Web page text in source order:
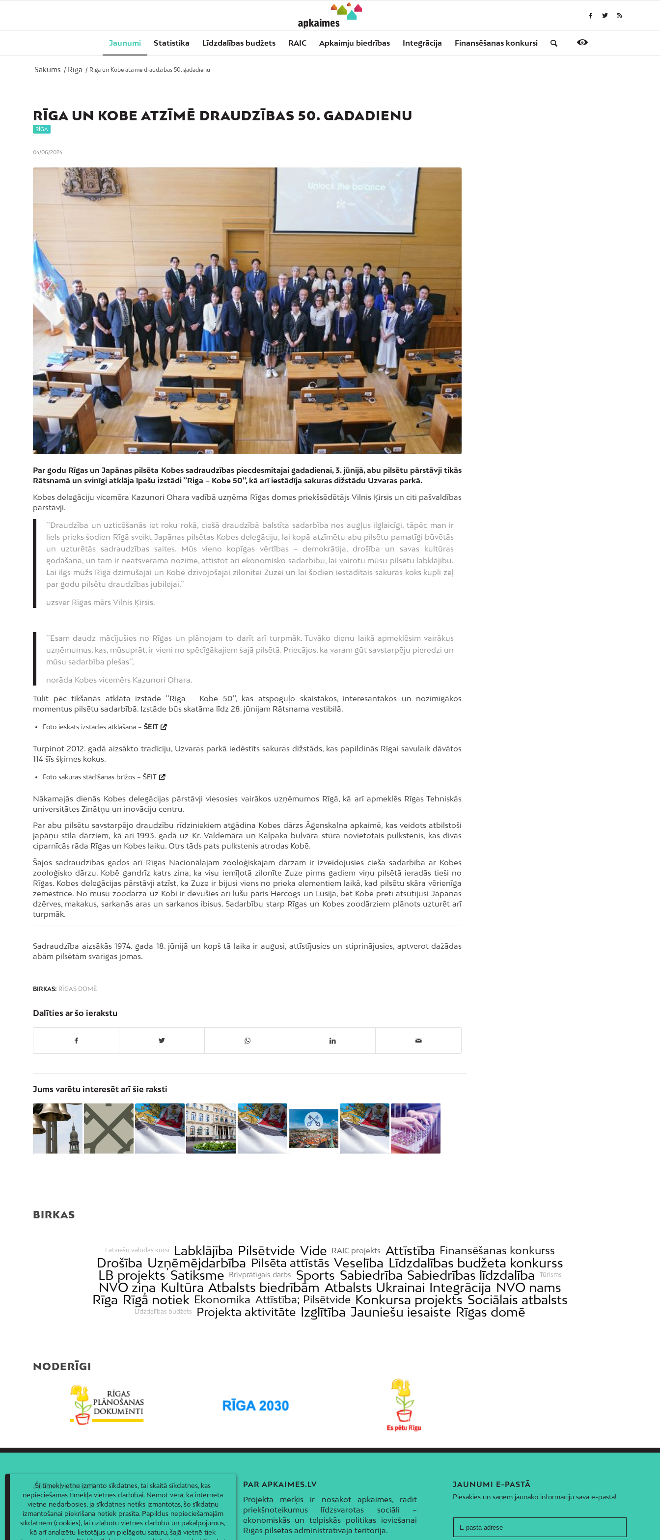
Jaunumi Statistika Līdzdalības budžets RAIC Apkaimju biedrības Integrācija Finansēšanas konkursi
Sākums / Rīga / Rīga un Kobe atzīmē draudzības 50. gadadienu
RĪGA UN KOBE ATZĪMĒ DRAUDZĪBAS 50. GADADIENU
RĪGA
04/06/2024
Par godu Rīgas un Japānas pilsēta Kobes sadraudzības piecdesmitajai gadadienai, 3. jūnijā, abu pilsētu pārstāvji tikās
Rātsnamā un svinīgi atklāja īpašu izstādi ’’Riga – Kobe 50’’, kā arī iestādīja sakuras dižstādu Uzvaras parkā.
Kobes delegāciju vicemēra Kazunori Ohara vadībā uzņēma Rīgas domes priekšsēdētājs Vilnis Ķirsis un citi pašvaldības
pārstāvji.
’’Draudzība un uzticēšanās iet roku rokā, ciešā draudzībā balstīta sadarbība nes augļus ilglaicīgi, tāpēc man ir
liels prieks šodien Rīgā sveikt Japānas pilsētas Kobes delegāciju, lai kopā atzīmētu abu pilsētu pamatīgi būvētās
un uzturētās sadraudzības saites. Mūs vieno kopīgas vērtības – demokrātija, drošība un savas kultūras
godāšana, un tam ir neatsverama nozīme, attīstot arī ekonomisko sadarbību, lai vairotu mūsu pilsētu labklājību.
Lai ilgs mūžs Rīgā dzimušajai un Kobē dzīvojošajai zilonītei Zuzei un lai šodien iestādītais sakuras koks kupli zeļ
par godu pilsētu draudzības jubilejai,’’
uzsver Rīgas mērs Vilnis Ķirsis.
’’Esam daudz mācījušies no Rīgas un plānojam to darīt arī turpmāk. Tuvāko dienu laikā apmeklēsim vairākus
uzņēmumus, kas, mūsuprāt, ir vieni no spēcīgākajiem šajā pilsētā. Priecājos, ka varam gūt savstarpēju pieredzi un
mūsu sadarbība plešas’’,
norāda Kobes vicemērs Kazunori Ohara.
Tūlīt pēc tikšanās atklāta izstāde ’’Riga – Kobe 50’’, kas atspoguļo skaistākos, interesantākos un nozīmīgākos
momentus pilsētu sadarbībā. Izstāde būs skatāma līdz 28. jūnijam Rātsnama vestibilā.
Foto ieskats izstādes atklāšanā – ŠEIT
Turpinot 2012. gadā aizsākto tradīciju, Uzvaras parkā iedēstīts sakuras dižstāds, kas papildinās Rīgai savulaik dāvātos
114 šīs šķirnes kokus.
Foto sakuras stādīšanas brīžos – ŠEIT
Nākamajās dienās Kobes delegācijas pārstāvji viesosies vairākos uzņēmumos Rīgā, kā arī apmeklēs Rīgas Tehniskās
universitātes Zinātņu un inovāciju centru.
Par abu pilsētu savstarpējo draudzību rīdziniekiem atgādina Kobes dārzs Āgenskalna apkaimē, kas veidots atbilstoši
japāņu stila dārziem, kā arī 1993. gadā uz Kr. Valdemāra un Kalpaka bulvāra stūra novietotais pulkstenis, kas divās
ciparnīcās rāda Rīgas un Kobes laiku. Otrs tāds pats pulkstenis atrodas Kobē.
Šajos sadraudzības gados arī Rīgas Nacionālajam zooloģiskajam dārzam ir izveidojusies cieša sadarbība ar Kobes
zooloģisko dārzu. Kobē gandrīz katrs zina, ka visu iemīļotā zilonīte Zuze pirms gadiem viņu pilsētā ieradās tieši no
Rīgas. Kobes delegācijas pārstāvji atzīst, ka Zuze ir bijusi viens no prieka elementiem laikā, kad pilsētu skāra vērienīga
zemestrīce. No mūsu zoodārza uz Kobi ir devušies arī lūšu pāris Hercogs un Lūsija, bet Kobe pretī atsūtījusi Japānas
dzērves, makakus, sarkanās aras un sarkanos ibisus. Sadarbību starp Rīgas un Kobes zoodārziem plānots uzturēt arī
turpmāk.
Sadraudzība aizsākās 1974. gada 18. jūnijā un kopš tā laika ir augusi, attīstījusies un stiprinājusies, aptverot dažādas
abām pilsētām svarīgas jomas.
BIRKAS: RĪGAS DOMĒ
Dalīties ar šo ierakstu
Jums varētu interesēt arī šie raksti
BIRKAS
Latviešu valodas kursi Labklājība Pilsētvide Vide RAIC projekts Attīstība Finansēšanas konkurss
Drošība Uzņēmējdarbība Pilsēta attīstās Veselība Līdzdalības budžeta konkurss
LB projekts Satiksme Brīvprātīgais darbs Sports Sabiedrība Sabiedrības līdzdalība Tūrisms
NVO ziņa Kultūra Atbalsts biedrībām Atbalsts Ukrainai Integrācija NVO nams
Rīga Rīgā notiek Ekonomika Attīstība; Pilsētvide Konkursa projekts Sociālais atbalsts
Līdzdalības budžets Projekta aktivitāte Izglītība Jauniešu iesaiste Rīgas domē
NODERĪGI
apkaimes@riga.lv PAR APKAIMES.LV
Projekta mērķis ir nosakot apkaimes, radīt
priekšnoteikumus līdzsvarotas sociāli –
ekonomiskās un telpiskās politikas ieviešanai
Rīgas pilsētas administratīvajā teritorijā.
JAUNUMI E-PASTĀ
Piesakies un saņem jaunāko informāciju savā e-pastā!
Šī tīmekļvietne izmanto sīkdatnes, tai skaitā sīkdatnes, kas
nepieciešamas tīmekļa vietnes darbībai. Ņemot vērā, ka interneta
vietne nedarbosies, ja sīkdatnes netiks izmantotas, šo sīkdatņu
izmantošanai piekrišana netiek prasīta. Papildus nepieciešamajām
sīkdatnēm (cookies), lai uzlabotu vietnes darbību un pakalpojumus,
kā arī analizētu lietotājus un pielāgotu saturu, šajā vietnē tiek